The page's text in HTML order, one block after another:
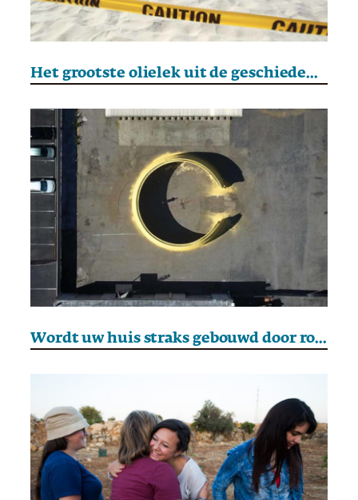
Het grootste olielek uit de geschiedenis
Wordt uw huis straks gebouwd door robots?